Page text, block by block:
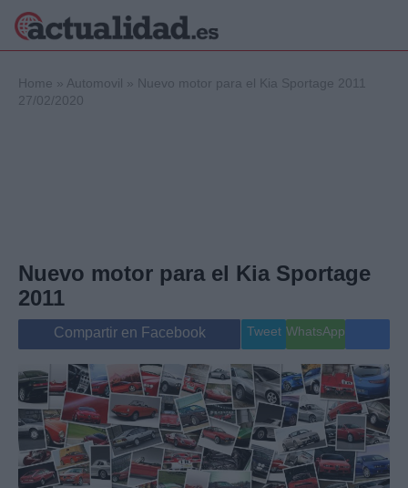
Internacional
Viajes
Salud y Bienestar
Gente
Musica
Home » Automovil » Nuevo motor para el Kia Sportage 2011
27/02/2020
Nuevo motor para el Kia Sportage
2011
Compartir en Facebook Tweet WhatsApp